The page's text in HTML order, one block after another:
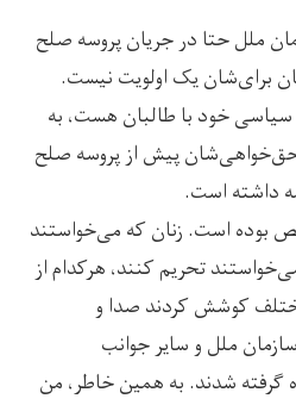
ملل حتا در جریان پروسه صلح
برای‌شان یک اولویت نیست.
سیاسی خود با طالبان هست، به
حق‌خواهی‌شان پیش از پروسه صلح
داشته است.
بوده‌ است. زنان که می‌خواستند
تحریم کنند، هرکدام از
کوشش کردند صدا و
ملل و سایر جوانب
گرفته شدند. به همین خاطر، من